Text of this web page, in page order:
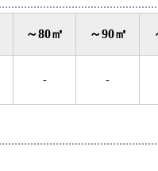
～80㎡ ～90㎡
- -